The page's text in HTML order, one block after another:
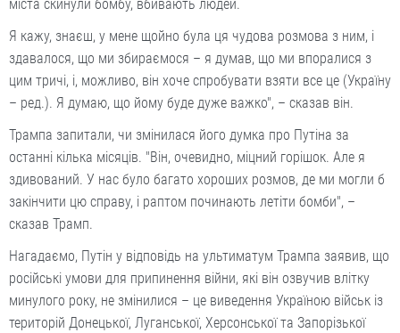
міста скинули бомбу, вбивають людей.
Я кажу, знаєш, у мене щойно була ця чудова розмова з ним, і
здавалося, що ми збираємося – я думав, що ми впоралися з
цим тричі, і, можливо, він хоче спробувати взяти все це (Україну
– ред.). Я думаю, що йому буде дуже важко", – сказав він.
Трампа запитали, чи змінилася його думка про Путіна за
останні кілька місяців. "Він, очевидно, міцний горішок. Але я
здивований. У нас було багато хороших розмов, де ми могли б
закінчити цю справу, і раптом починають летіти бомби", –
сказав Трамп.
Нагадаємо, Путін у відповідь на ультиматум Трампа заявив, що
російські умови для припинення війни, які він озвучив влітку
минулого року, не змінилися – це виведення Україною військ із
територій Донецької, Луганської, Херсонської та Запорізької